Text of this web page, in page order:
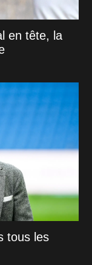
en tête, la
tous les